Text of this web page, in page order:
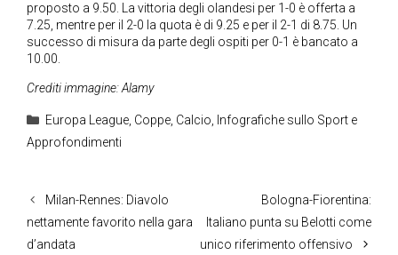
proposto a 9.50. La vittoria degli olandesi per 1-0 è offerta a
7.25, mentre per il 2-0 la quota è di 9.25 e per il 2-1 di 8.75. Un
successo di misura da parte degli ospiti per 0-1 è bancato a
10.00.
Crediti immagine: Alamy
Categorie
Europa League, Coppe, Calcio, Infografiche sullo Sport e
Approfondimenti
Milan-Rennes: Diavolo
nettamente favorito nella gara
d’andata
Bologna-Fiorentina:
Italiano punta su Belotti come
unico riferimento offensivo